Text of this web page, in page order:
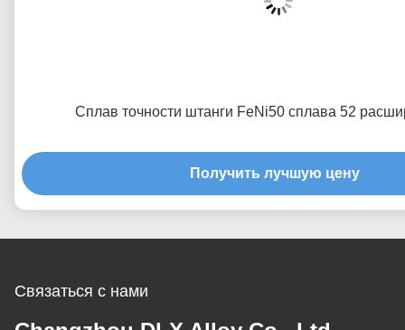
Сплав точности штанги FeNi50 сплава 52
Получить лучшую цену
Связаться с нами